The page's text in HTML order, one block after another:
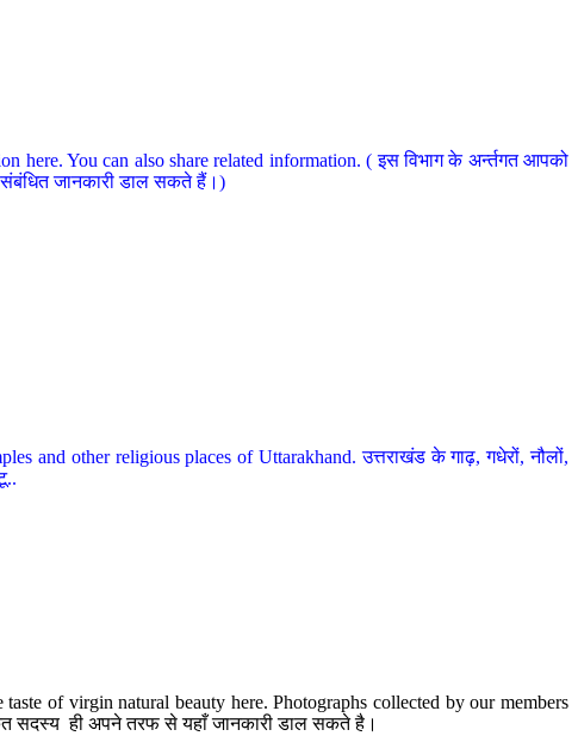
You can also share related information. ( इस विभाग के अर्न्तगत आपको
संबंधित जानकारी डाल सकते हैं।)
and other religious places of Uttarakhand. उत्तराखंड के गाढ़, गधेरों, नौलों,
of virgin natural beauty here. Photographs collected by our members
सदस्य ही अपने तरफ से यहाँ जानकारी डाल सकते है।